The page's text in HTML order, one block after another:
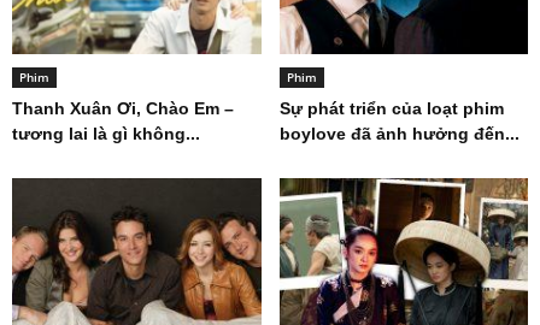
Phim
Thanh Xuân Ơi, Chào Em –
tương lai là gì không...
Phim
Sự phát triển của loạt phim
boylove đã ảnh hưởng đến...